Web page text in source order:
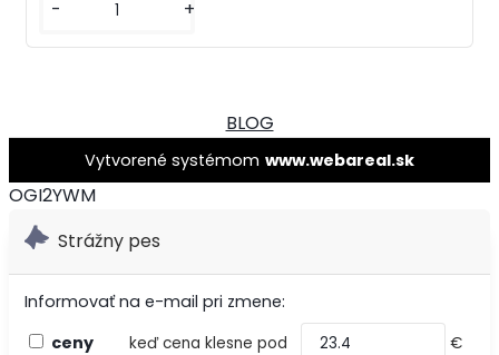
- +
BLOG
Vytvorené systémom www.webareal.sk
OGI2YWM
Strážny pes
Informovať na e-mail pri zmene:
ceny
keď cena klesne pod €